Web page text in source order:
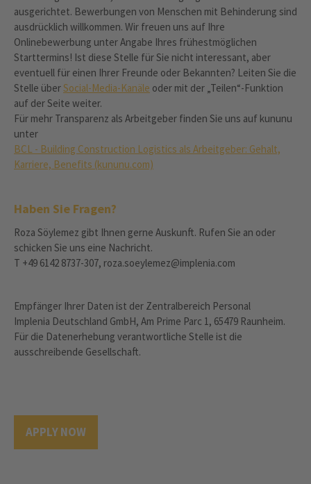
ausgerichtet. Bewerbungen von Menschen mit Behinderung sind
ausdrücklich willkommen. Wir freuen uns auf Ihre
Onlinebewerbung unter Angabe Ihres frühestmöglichen
Starttermins! Ist diese Stelle für Sie nicht interessant, aber
eventuell für einen Ihrer Freunde oder Bekannten? Leiten Sie die
Stelle überSocial-Media-Kanäle oder mit der „Teilen“-Funktion
auf der Seite weiter.
Für mehr Transparenz als Arbeitgeber finden Sie uns auf kununu
unter
BCL - Building Construction Logistics als Arbeitgeber: Gehalt,
Karriere, Benefits (kununu.com)
Haben Sie Fragen?
Roza Söylemez gibt Ihnen gerne Auskunft. Rufen Sie an oder
schicken Sie uns eine Nachricht.
T +49 6142 8737-307, roza.soeylemez@implenia.com
Empfänger Ihrer Daten ist der Zentralbereich Personal
Implenia Deutschland GmbH, Am Prime Parc 1, 65479 Raunheim.
Für die Datenerhebung verantwortliche Stelle ist die
ausschreibende Gesellschaft.
APPLY NOW